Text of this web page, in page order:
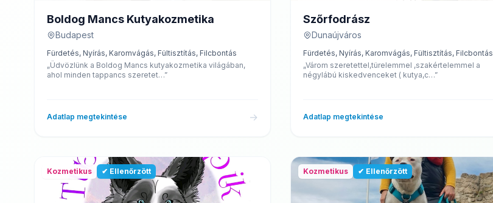
Boldog Mancs Kutyakozmetika
Budapest
Fürdetés, Nyírás, Karomvágás, Fültisztítás, Filcbontás
„Üdvözlünk a Boldog Mancs kutyakozmetika világában,
ahol minden tappancs szeretet…”
Adatlap megtekintése →
Szőrfodrász
Dunaújváros
Fürdetés, Nyírás, Karomvágás, Fültisztítás, Filcbontás
„Várom szeretettel,türelemmel ,szakértelemmel a
négylábú kiskedvenceket ( kutya,c…”
Adatlap megtekintése
Kozmetikus ✔ Ellenőrzött Kozmetikus ✔ Ellenőrzött